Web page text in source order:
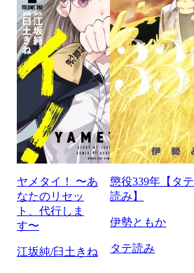
ヤメタイ！ 〜あ
なたのリセッ
ト、代行しま
す〜
江坂純/臼土きね
懲役339年【タテ
読み】
伊勢ともか
タテ読み